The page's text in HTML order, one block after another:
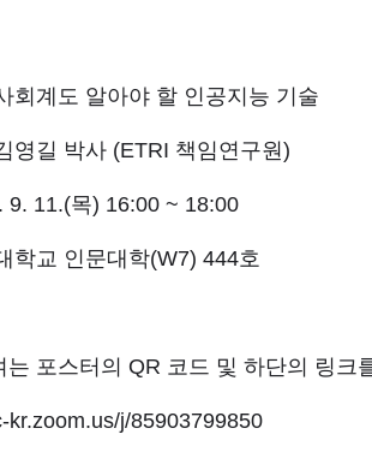
회계도 알아야 할 인공지능 기술
영길 박사 (ETRI 책임연구원)
11.(목) 16:00 ~ 18:00
학교 인문대학(W7) 444호
포스터의 QR 코드 및 하단의 링크
kr.zoom.us/j/85903799850